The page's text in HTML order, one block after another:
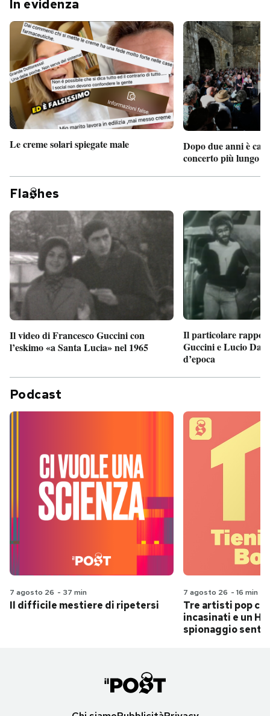
In evidenza
Le creme solari spiegate male
Dopo due anni è
concerto più lungo
Fla hes
Il video di Francesco Guccini con
l’eskimo «a Santa Lucia» nel 1965
Il particolare
Guccini e Lucio
d’epoca
Podcast
7 agosto 26 - 37 min
Il difficile mestiere di ripetersi
7 agosto 26 - 16 min
Tre artisti pop
incasinati e un
spionaggio